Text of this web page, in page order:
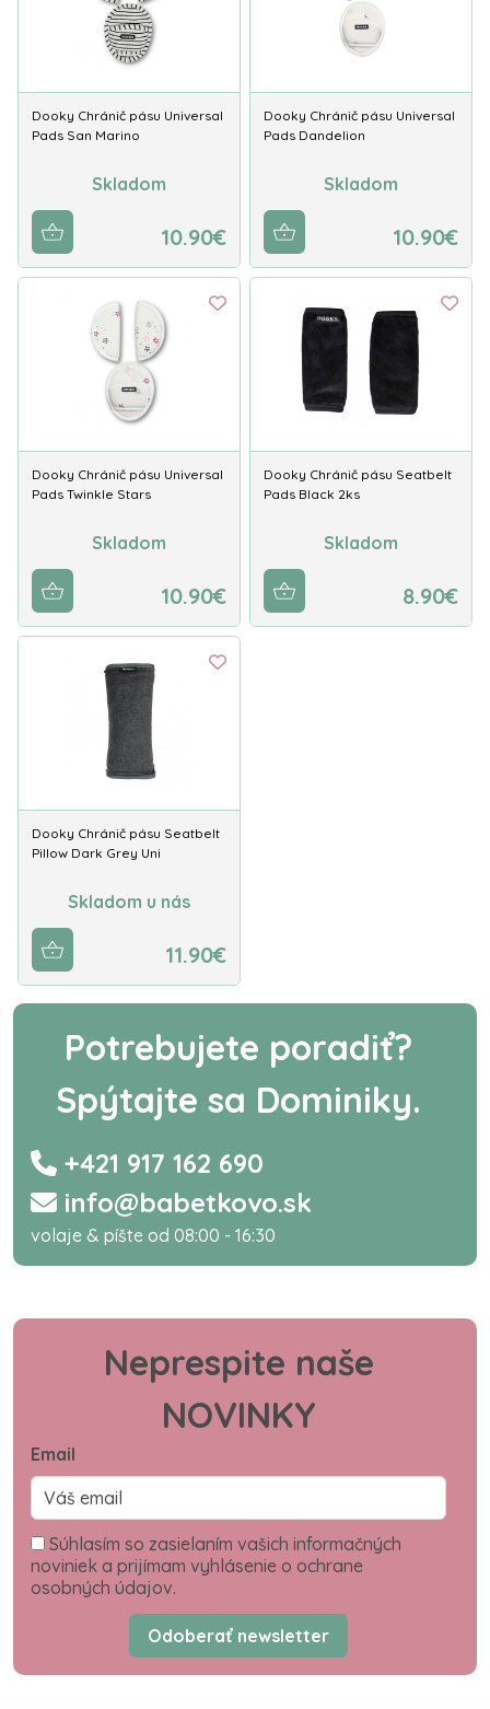
Dooky Chránič pásu Universal
Pads San Marino
Skladom
10.90€
Dooky Chránič pásu Universal
Pads Dandelion
Skladom
10.90€
Dooky Chránič pásu Universal
Pads Twinkle Stars
Skladom
10.90€
Dooky Chránič pásu Seatbelt
Pads Black 2ks
Skladom
8.90€
Dooky Chránič pásu Seatbelt
Pillow Dark Grey Uni
Skladom u nás
11.90€
Potrebujete poradiť?
Spýtajte sa Dominiky.
+421 917 162 690
info@babetkovo.sk
volaje & píšte od 08:00 - 16:30
Neprespite naše
NOVINKY
Email
Súhlasím so zasielaním vašich informačných
noviniek a prijímam vyhlásenie o ochrane
osobných údajov.
Odoberať newsletter